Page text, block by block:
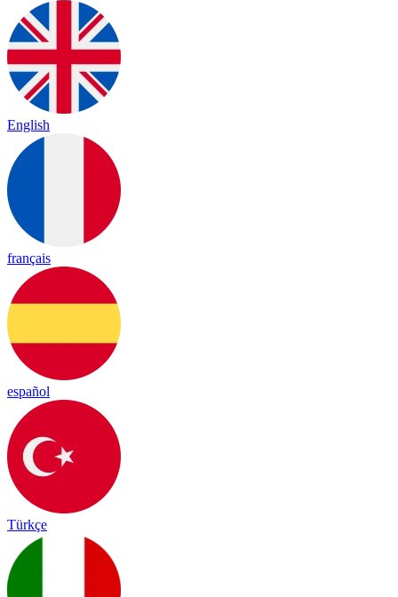
English
français
español
Türkçe